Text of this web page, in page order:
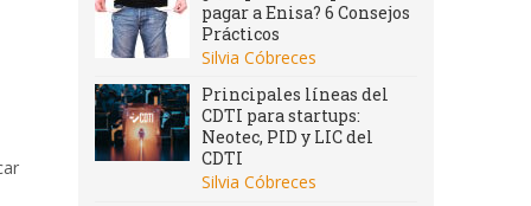
pagar a Enisa? 6 Consejos
Prácticos
Silvia Cóbreces
Principales líneas del
CDTI para startups:
Neotec, PID y LIC del
CDTI
Silvia Cóbreces